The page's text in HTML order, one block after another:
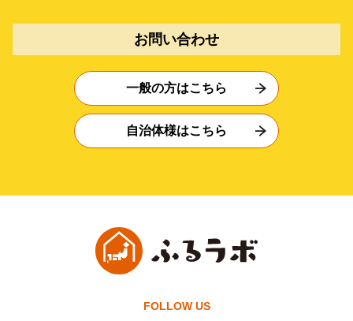
お問い合わせ
一般の方はこちら
自治体様はこちら
FOLLOW US